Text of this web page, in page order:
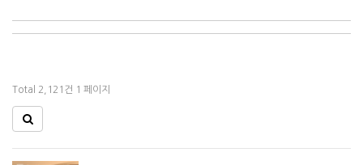
Total 2,121건 1 페이지